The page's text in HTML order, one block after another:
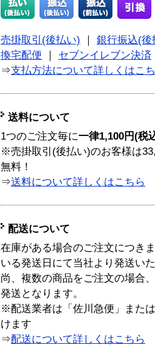
売掛取引(後払い)
銀行振込(後
換宅配便
セブンイレブン決済
⇒支払方法について詳しくはこ
送料について
1つのご注文毎に一律1,100円(税
※売掛取引(後払い)のお客様は
無料！
⇒送料について詳しくはこちら
配送について
在庫がある場合のご注文につき
いる発送日にて当社より発送い
尚、複数の商品をご注文の場合
発送となります。
※配送業者は「佐川急便」また
けます
⇒配送について詳しくはこちら